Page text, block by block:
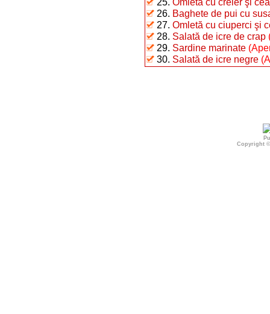
26. Baghete de pui cu
27. Omletă cu ciuperci şi
28. Salată de icre de crap
29. Sardine marinate
30. Salată de icre negre
Copyright